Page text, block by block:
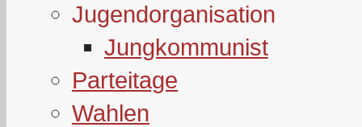
Jugendorganisation
Jungkommunist
Parteitage
Wahlen